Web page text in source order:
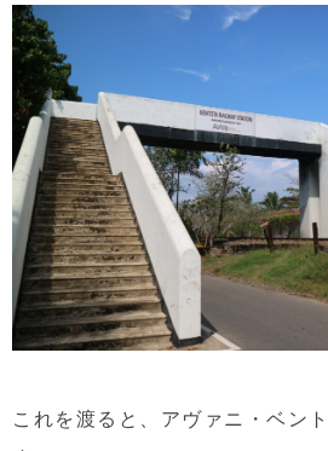
これを渡ると、アヴァニ・ベン